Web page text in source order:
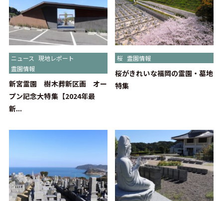
ニュース 現地レポート
霊園情報
新宮霊園 樹木葬新区画 オー
プン記念大特集【2024年最
新...
桜 霊園情報
桜がきれいな福岡の霊園・墓地
特集